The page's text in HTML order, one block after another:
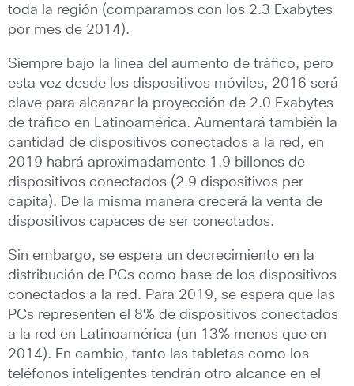
toda la región (comparamos con los 2.3 Exabytes
por mes de 2014).
Siempre bajo la línea del aumento de tráfico, pero
esta vez desde los dispositivos móviles, 2016 será
clave para alcanzar la proyección de 2.0 Exabytes
de tráfico en Latinoamérica. Aumentará también la
cantidad de dispositivos conectados a la red, en
2019 habrá aproximadamente 1.9 billones de
dispositivos conectados (2.9 dispositivos per
capita). De la misma manera crecerá la venta de
dispositivos capaces de ser conectados.
Sin embargo, se espera un decrecimiento en la
distribución de PCs como base de los dispositivos
conectados a la red. Para 2019, se espera que las
PCs representen el 8% de dispositivos conectados
a la red en Latinoamérica (un 13% menos que en
2014). En cambio, tanto las tabletas como los
teléfonos inteligentes tendrán otro alcance en el